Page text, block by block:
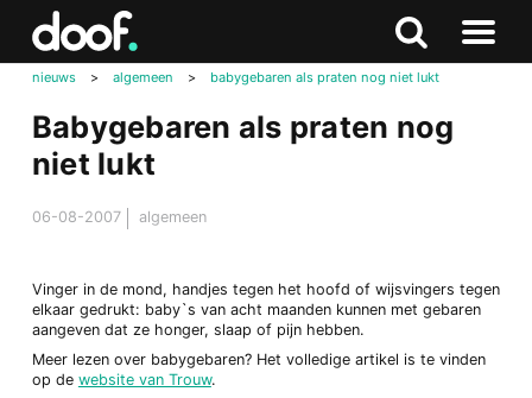
Zoeken
Naar
nieuws > algemeen > babygebaren als praten nog niet lukt
Babygebaren als praten nog
niet lukt
06-08-2007 algemeen
Vinger in de mond, handjes tegen het hoofd of wijsvingers tegen
elkaar gedrukt: baby`s van acht maanden kunnen met gebaren
aangeven dat ze honger, slaap of pijn hebben.
Meer lezen over babygebaren? Het volledige artikel is te vinden
op de website van Trouw.
Doof.nl
Zoeken